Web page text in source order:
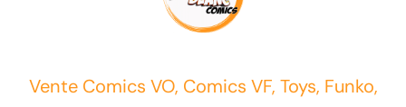
Vente Comics VO, Comics VF, Toys, Funko,